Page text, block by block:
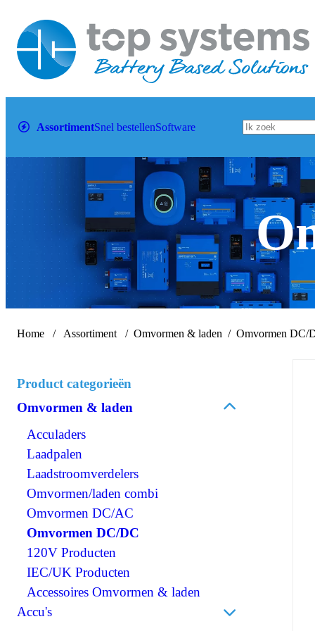
AssortimentSnel bestellenSoftware
Home Assortiment Omvormen & laden Omvormen DC/
Product categorieën
Omvormen & laden
Acculaders
Laadpalen
Laadstroomverdelers
Omvormen/laden combi
Omvormen DC/AC
Omvormen DC/DC
120V Producten
IEC/UK Producten
Accessoires Omvormen & laden
Accu's